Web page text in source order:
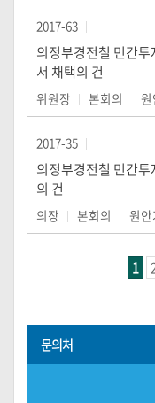
2017-63
의정부경전철 민간
서 채택의 건
위원장 본회의
2017-35
의정부경전철 민간
의 건
의장 본회의 원
1
문의처